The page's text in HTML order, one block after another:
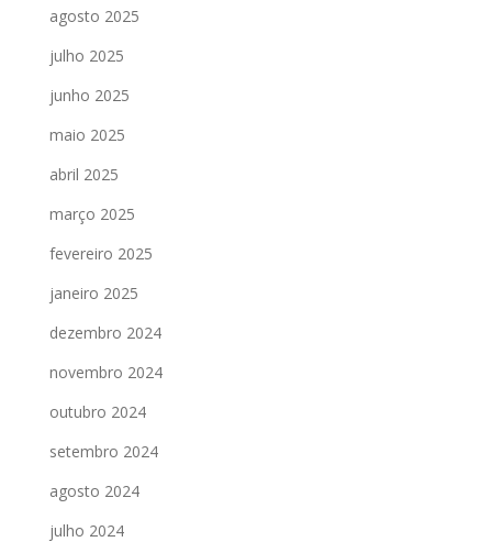
agosto 2025
julho 2025
junho 2025
maio 2025
abril 2025
março 2025
fevereiro 2025
janeiro 2025
dezembro 2024
novembro 2024
outubro 2024
setembro 2024
agosto 2024
julho 2024